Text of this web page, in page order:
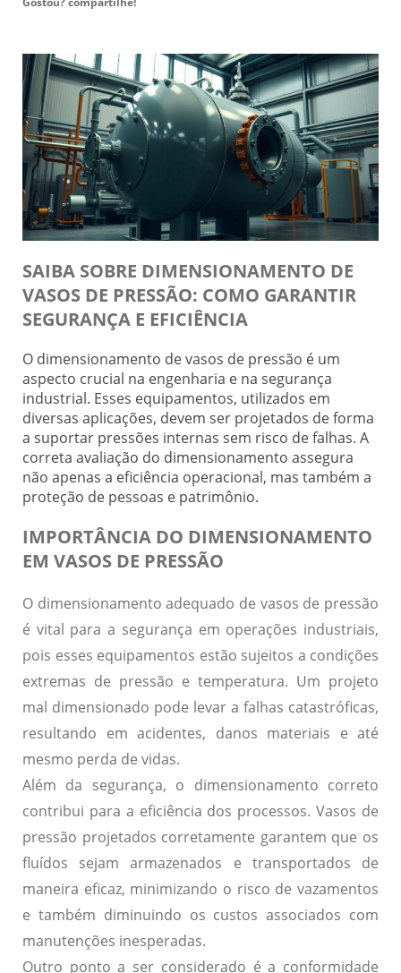
SAIBA SOBRE DIMENSIONAMENTO DE
VASOS DE PRESSÃO: COMO GARANTIR
SEGURANÇA E EFICIÊNCIA
O dimensionamento de vasos de pressão é um
aspecto crucial na engenharia e na segurança
industrial. Esses equipamentos, utilizados em
diversas aplicações, devem ser projetados de forma
a suportar pressões internas sem risco de falhas. A
correta avaliação do dimensionamento assegura
não apenas a eficiência operacional, mas também a
proteção de pessoas e patrimônio.
IMPORTÂNCIA DO DIMENSIONAMENTO
EM VASOS DE PRESSÃO
O dimensionamento adequado de vasos de pressão
é vital para a segurança em operações industriais,
pois esses equipamentos estão sujeitos a condições
extremas de pressão e temperatura. Um projeto
mal dimensionado pode levar a falhas catastróficas,
resultando em acidentes, danos materiais e até
mesmo perda de vidas.
Além da segurança, o dimensionamento correto
contribui para a eficiência dos processos. Vasos de
pressão projetados corretamente garantem que os
fluídos sejam armazenados e transportados de
maneira eficaz, minimizando o risco de vazamentos
e também diminuindo os custos associados com
manutenções inesperadas.
Outro ponto a ser considerado é a conformidade